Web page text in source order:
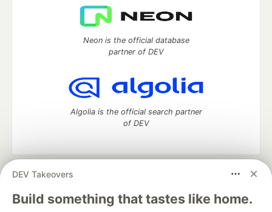
DEV Takeovers
Build something that tastes like home.
Neon is the official database
partner of DEV
Algolia is the official search partner
of DEV
DEV Community
— A space to discuss and keep up software
development and manage your software career
Home
DEV Challenges DEV++ Videos